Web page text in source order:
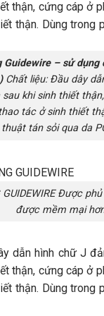
Guidewire – sử dụng
Chất liệu: Đầu dây
khi sinh thiết
tác ở sinh thiết
thuật tán sỏi qua da
GUIDEWIRE Được
được mềm mại
dẫn hình chữ J
thận, cứng cáp ở
thận. Dùng trong